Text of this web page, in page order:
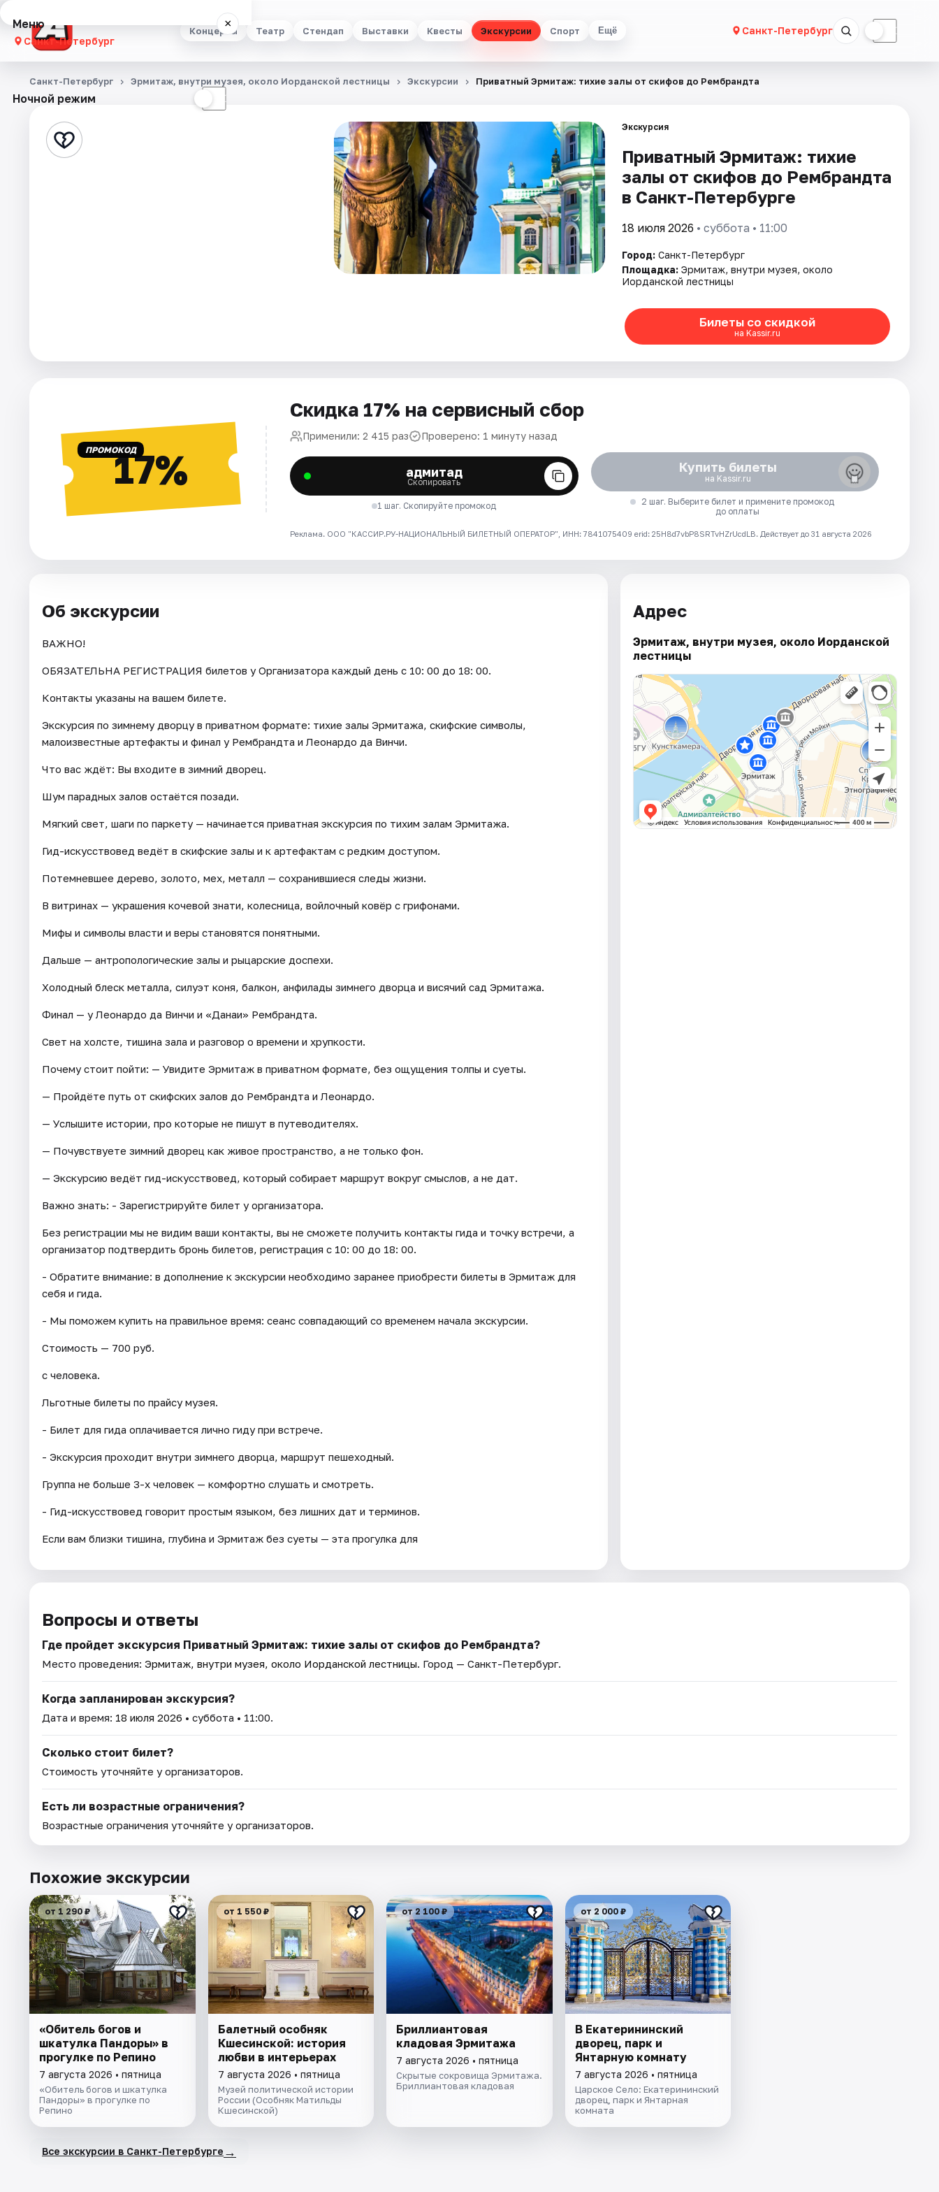
Концерты Театр Стендап Выставки Квесты Экскурсии Спорт Ещё Санкт-Петербург ☾
Меню ×
Санкт-Петербург
Концерты
Стендап
Рейтинги
Ночной режим ☾
Санкт-Петербург Эрмитаж, внутри музея, около Иорданской лестницы Экскурсии Приватный Эрмитаж: тихие залы от скифов до Рембрандта
Экскурсия
Приватный Эрмитаж: тихие
залы от скифов до Рембрандта
в Санкт-Петербурге
18 июля 2026 • суббота • 11:00
Город: Санкт-Петербург
Площадка: Эрмитаж, внутри музея, около
Иорданской лестницы
Билеты со скидкой
на Kassir.ru
ПРОМОКОД17%
Скидка 17% на сервисный сбор
Применили: 2 415 раз Проверено: 1 минуту назад
адмитад
Скопировать
1 шаг. Скопируйте промокод
Купить билеты
на Kassir.ru
2 шаг. Выберите билет и примените промокод
до оплаты
Реклама. ООО "КАССИР.РУ-НАЦИОНАЛЬНЫЙ БИЛЕТНЫЙ ОПЕРАТОР", ИНН: 7841075409 erid: 25H8d7vbP8SRTvHZrUcdLB. Действует до 31 августа 2026
Об экскурсии
ВАЖНО!
ОБЯЗАТЕЛЬНА РЕГИСТРАЦИЯ билетов у Организатора каждый день c 10: 00 до 18: 00.
Контакты указаны на вашем билете.
Экскурсия по зимнему дворцу в приватном формате: тихие залы Эрмитажа, скифские символы,
малоизвестные артефакты и финал у Рембрандта и Леонардо да Винчи.
Что вас ждёт: Вы входите в зимний дворец.
Шум парадных залов остаётся позади.
Мягкий свет, шаги по паркету — начинается приватная экскурсия по тихим залам Эрмитажа.
Гид-искусствовед ведёт в скифские залы и к артефактам с редким доступом.
Потемневшее дерево, золото, мех, металл — сохранившиеся следы жизни.
В витринах — украшения кочевой знати, колесница, войлочный ковёр с грифонами.
Мифы и символы власти и веры становятся понятными.
Дальше — антропологические залы и рыцарские доспехи.
Холодный блеск металла, силуэт коня, балкон, анфилады зимнего дворца и висячий сад Эрмитажа.
Финал — у Леонардо да Винчи и «Данаи» Рембрандта.
Свет на холсте, тишина зала и разговор о времени и хрупкости.
Почему стоит пойти: — Увидите Эрмитаж в приватном формате, без ощущения толпы и суеты.
— Пройдёте путь от скифских залов до Рембрандта и Леонардо.
— Услышите истории, про которые не пишут в путеводителях.
— Почувствуете зимний дворец как живое пространство, а не только фон.
— Экскурсию ведёт гид-искусствовед, который собирает маршрут вокруг смыслов, а не дат.
Важно знать: - Зарегистрируйте билет у организатора.
Без регистрации мы не видим ваши контакты, вы не сможете получить контакты гида и точку встречи, а
организатор подтвердить бронь билетов, регистрация с 10: 00 до 18: 00.
- Обратите внимание: в дополнение к экскурсии необходимо заранее приобрести билеты в Эрмитаж для
себя и гида.
- Мы поможем купить на правильное время: сеанс совпадающий со временем начала экскурсии.
Стоимость — 700 руб.
с человека.
Льготные билеты по прайсу музея.
- Билет для гида оплачивается лично гиду при встрече.
- Экскурсия проходит внутри зимнего дворца, маршрут пешеходный.
Группа не больше 3-х человек — комфортно слушать и смотреть.
- Гид-искусствовед говорит простым языком, без лишних дат и терминов.
Если вам близки тишина, глубина и Эрмитаж без суеты — эта прогулка для
Адрес
Эрмитаж, внутри музея, около Иорданской
лестницы
Вопросы и ответы
Где пройдет экскурсия Приватный Эрмитаж: тихие залы от скифов до Рембрандта?
Место проведения: Эрмитаж, внутри музея, около Иорданской лестницы. Город — Санкт-Петербург.
Когда запланирован экскурсия?
Дата и время: 18 июля 2026 • суббота • 11:00.
Сколько стоит билет?
Стоимость уточняйте у организаторов.
Есть ли возрастные ограничения?
Возрастные ограничения уточняйте у организаторов.
Похожие экскурсии
от 1 290 ₽
«Обитель богов и
шкатулка Пандоры» в
прогулке по Репино
7 августа 2026 • пятница
«Обитель богов и шкатулка
Пандоры» в прогулке по
Репино
от 1 550 ₽
Балетный особняк
Кшесинской: история
любви в интерьерах
7 августа 2026 • пятница
Музей политической истории
России (Особняк Матильды
Кшесинской)
от 2 100 ₽
Бриллиантовая
кладовая Эрмитажа
7 августа 2026 • пятница
Скрытые сокровища Эрмитажа.
Бриллиантовая кладовая
от 2 000 ₽
В Екатерининский
дворец, парк и
Янтарную комнату
7 августа 2026 • пятница
Царское Село: Екатерининский
дворец, парк и Янтарная
комната
Все экскурсии в Санкт-Петербурге →